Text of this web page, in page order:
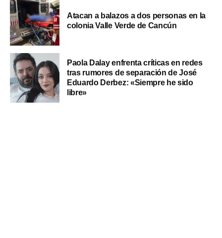
Atacan a balazos a dos personas en la
colonia Valle Verde de Cancún
Paola Dalay enfrenta críticas en redes
tras rumores de separación de José
Eduardo Derbez: «Siempre he sido
libre»